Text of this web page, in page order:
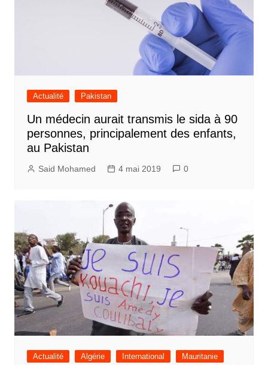
Actualité Pakistan
Un médecin aurait transmis le sida à 90
personnes, principalement des enfants,
au Pakistan
Said Mohamed 4 mai 2019 0
Actualité Algérie International
Mauritanie